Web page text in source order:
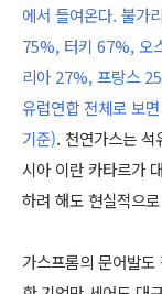
에서 들여온다. 불
75%, 터키 67%, 오
리아 27%, 프랑스
유럽연합 전체로 보
기준). 천연가스는 석
시아 이란 카타르가
하려 해도 현실적으
가스프롬의 문어발